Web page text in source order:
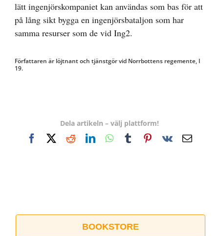
lätt ingenjörskompaniet kan användas som bas för att
på lång sikt bygga en ingenjörsbataljon som har
samma resurser som de vid Ing2.
Författaren är löjtnant och tjänstgör vid Norrbottens regemente, I
19.
Dela artikeln – välj plattform!
FacebookRedditLinkedInWhatsApp
TumblrPinterest
Vk
E-
BOOKSTORE